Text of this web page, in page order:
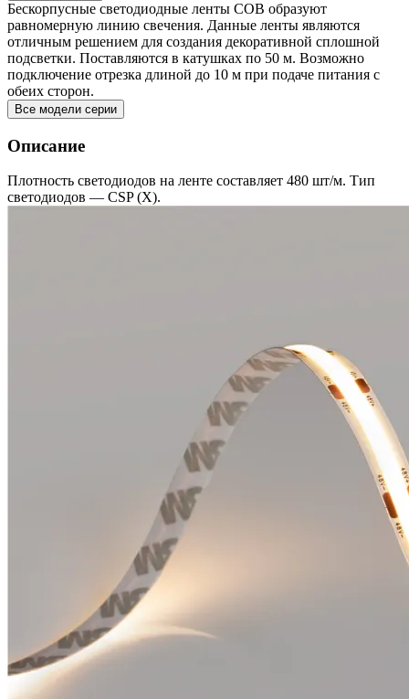
Бескорпусные светодиодные ленты COB образуют
равномерную линию свечения. Данные ленты являются
отличным решением для создания декоративной сплошной
подсветки. Поставляются в катушках по 50 м. Возможно
подключение отрезка длиной до 10 м при подаче питания с
обеих сторон.
Все модели серии
Описание
Плотность светодиодов на ленте составляет 480 шт/м. Тип
светодиодов — CSP (X).